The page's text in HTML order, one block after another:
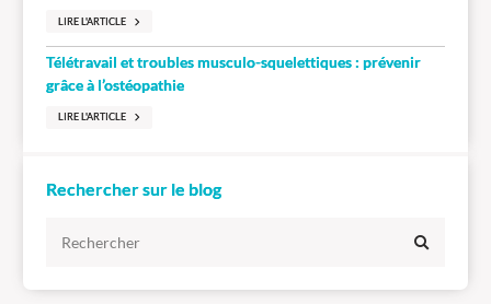
LIRE L'ARTICLE
Télétravail et troubles musculo-squelettiques : prévenir
grâce à l’ostéopathie
LIRE L'ARTICLE
Rechercher sur le blog